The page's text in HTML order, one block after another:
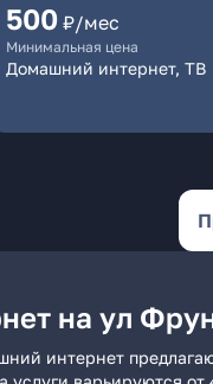
500 ₽/мес
Минимальная цена
Домашний интернет, ТВ
на ул
интернет